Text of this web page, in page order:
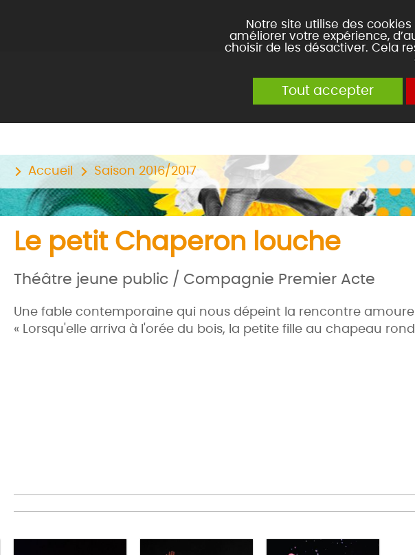
Notre site utilise des
améliorer votre expérience,
choisir de les désactiver. Cela
Tout accepter
Accueil Saison 2016/2017
Le petit Chaperon louche
Théâtre jeune public / Compagnie Premier Acte
Une fable contemporaine qui nous dépeint la rencontre
« Lorsqu'elle arriva à l'orée du bois, la petite fille au chapeau